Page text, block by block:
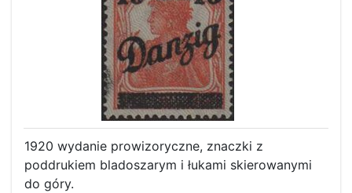
1920 wydanie prowizoryczne, znaczki z
poddrukiem bladoszarym i łukami skierowanymi
do góry.